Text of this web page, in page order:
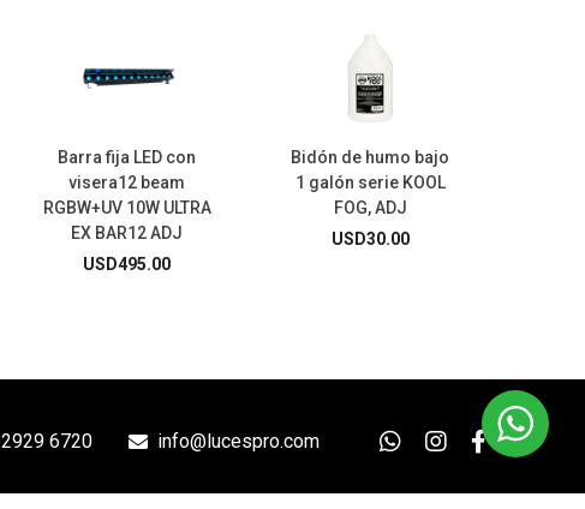
Barra fija LED con
visera12 beam
RGBW+UV 10W ULTRA
EX BAR12 ADJ
USD495.00
Bidón de humo bajo
1 galón serie KOOL
FOG, ADJ
USD30.00
2929 6720 info@lucespro.com